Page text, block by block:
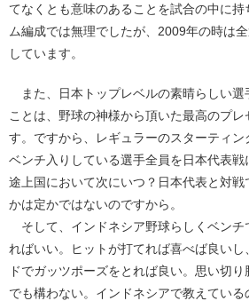
てなくとも意味のあることを試合の中に
ム編成では無理でしたが、2009年の時は
しています。
また、日本トップレベルの素晴らしい選
ことは、野球の神様から頂いた最高のプレ
す。ですから、レギュラーのスターティン
ベンチ入りしている選手全員を日本代表
途上国において次にいつ？日本代表と対
かは定かではないのですから。
そして、インドネシア野球らしくベンチ
ればいい。ヒットが打てれば喜べば良い
ドでガッツポーズをとれば良い。思い切
でも構わない。インドネシアで教えてい